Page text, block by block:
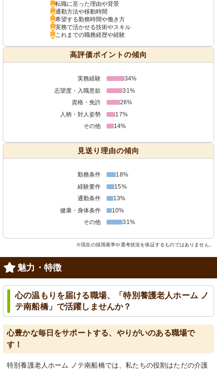
転職に至った理由や背景
通勤方法や移動時間
希望する勤務時間や働き方
実務で活かせる技術やスキル
これまでの職務経歴や経験
高評価ポイントの傾向
実務経験
34%
志望度・入職意欲
31%
資格・免許
26%
人柄・対人姿勢
17%
その他
14%
見送り理由の傾向
勤務条件
18%
経験要件
15%
通勤条件
13%
健康・身体条件
10%
その他
31%
※現在の採用基準や選考状況を保証するものではありません。
魅力・特徴
心の温もりを届ける職場、「特別養護老人ホーム ノ
テ南船橋」で活躍しませんか？
心豊かな毎日をサポートする、やりがいのある職場で
す！
特別養護老人ホーム ノテ南船橋では、私たちの役割はただの介護